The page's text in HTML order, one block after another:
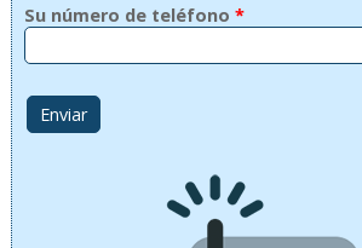
Su número de teléfono *